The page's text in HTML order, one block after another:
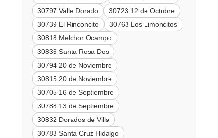
30797 Valle Dorado
30723 12 de Octubre
30739 El Rinconcito
30763 Los Limoncitos
30818 Melchor Ocampo
30836 Santa Rosa Dos
30794 20 de Noviembre
30815 20 de Noviembre
30705 16 de Septiembre
30788 13 de Septiembre
30832 Dorados de Villa
30783 Santa Cruz Hidalgo